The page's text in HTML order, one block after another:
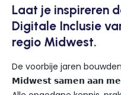
Laat je inspireren
Digitale Inclusie
regio Midwest.
De voorbije jaren
𝗠𝗶𝗱𝘄𝗲𝘀𝘁 𝘀𝗮𝗺𝗲𝗻 𝗮𝗮𝗻